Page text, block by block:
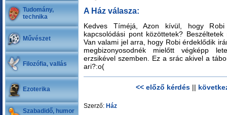
Tudomány,
technika
Művészet
Filozófia, vallás
Ezoterika
Szabadidő, humor
A Ház válasza:
Kedves Tíméjá, Azon kívül, hogy
kapcsolódási pont közöttetek?
Van valami jel arra, hogy Robi érdeklődik
megbizonyosodnék mielőtt végképp
erzsikével szemben. Ez a srác akivel a
ari?:o(
<< előző kérdés||
Szerző: Ház